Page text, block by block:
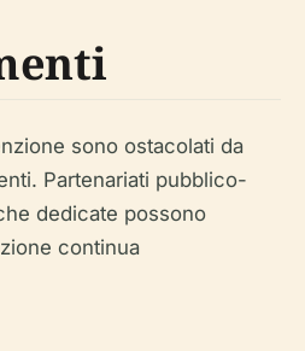
sono ostacolati da
Partenariati pubblico-
dedicate possono
continua